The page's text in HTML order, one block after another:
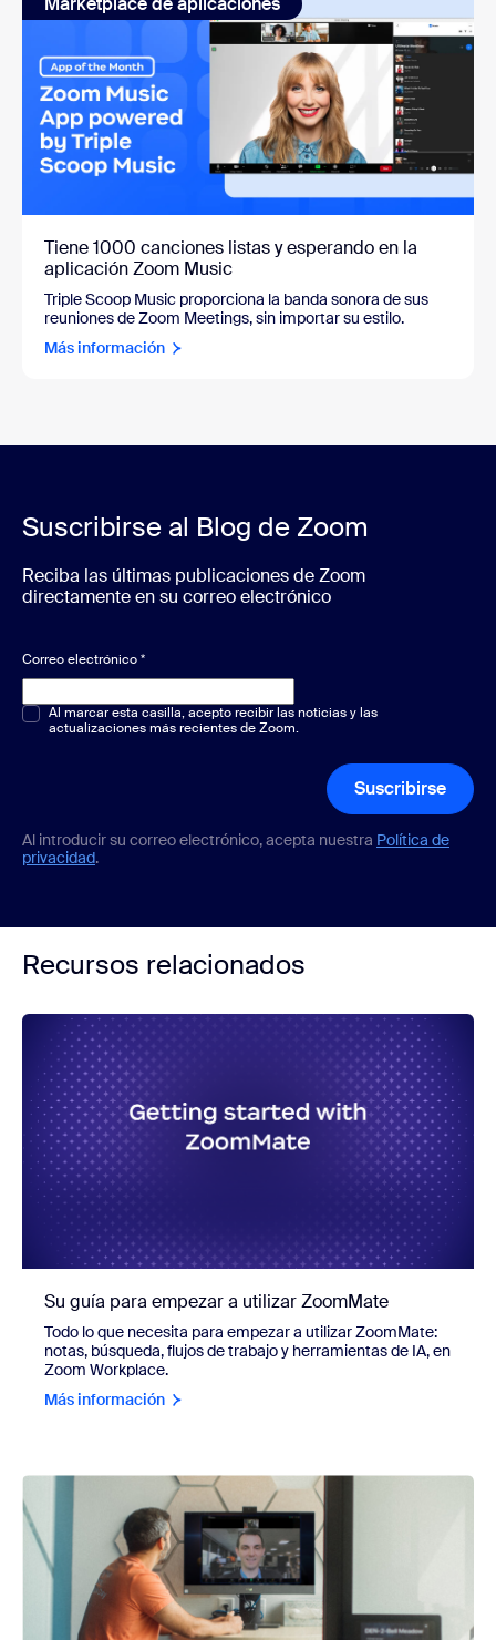
Tiene 1000 canciones listas y esperando en la
aplicación Zoom Music
Triple Scoop Music proporciona la banda sonora de sus
reuniones de Zoom Meetings, sin importar su estilo.
Más información
Suscribirse al Blog de Zoom
Reciba las últimas publicaciones de Zoom
directamente en su correo electrónico
Correo electrónico*
Opción múltiple o única*
Al marcar esta casilla, acepto recibir las noticias y las
actualizaciones más recientes de Zoom.
Suscribirse
Al introducir su correo electrónico, acepta nuestra Política de
privacidad.
Recursos relacionados
Su guía para empezar a utilizar ZoomMate
Todo lo que necesita para empezar a utilizar ZoomMate:
notas, búsqueda, flujos de trabajo y herramientas de IA, en
Zoom Workplace.
Más información